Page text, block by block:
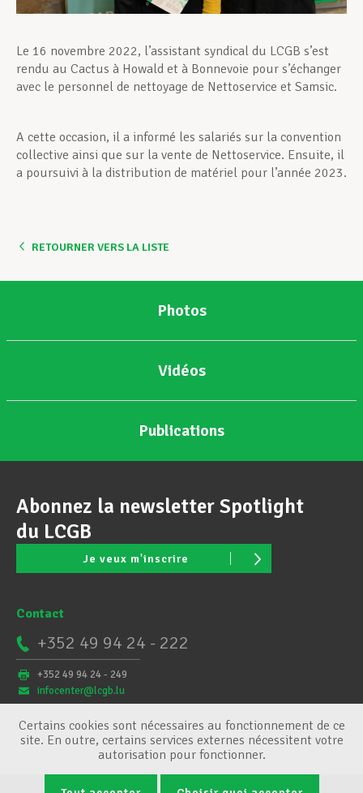
Le 16 novembre 2022, l’assistant syndical du LCGB s’est
rendu au Cactus à Howald et à Bonnevoie pour s’échanger
avec le personnel de nettoyage de Nettoservice et Samsic.
A cette occasion, il a informé les salariés sur la convention
collective ainsi que sur la vente de Nettoservice. Ensuite, il
a poursuivi à la distribution de matériel pour l’année 2023.
RETOURNER VERS LA LISTE
Photos
Vidéos
Publications
Abonnez la newsletter Spotlight
du LCGB
Je veux m'inscrire
Contact
+352 49 94 24 - 222
+352 49 94 24 - 249
infocenter@lcgb.lu
Certains cookies sont nécessaires au fonctionnement de ce
site. En outre, certains services externes nécessitent votre
autorisation pour fonctionner.